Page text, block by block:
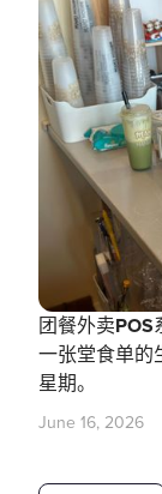
团餐外卖
一张堂食单的
星期。
June 16, 2026